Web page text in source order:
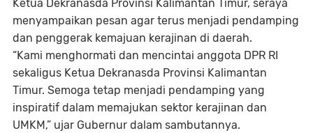
Ketua Dekranasda Provinsi Kalimantan Timur, seraya
menyampaikan pesan agar terus menjadi pendamping
dan penggerak kemajuan kerajinan di daerah.
“Kami menghormati dan mencintai anggota DPR RI
sekaligus Ketua Dekranasda Provinsi Kalimantan
Timur. Semoga tetap menjadi pendamping yang
inspiratif dalam memajukan sektor kerajinan dan
UMKM,” ujar Gubernur dalam sambutannya.